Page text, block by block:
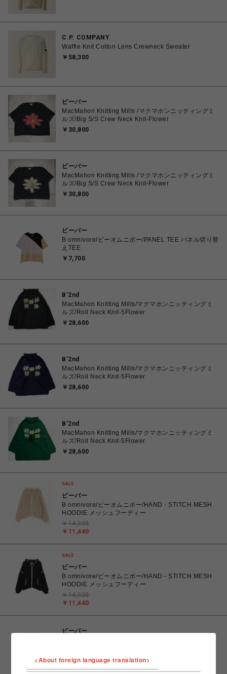
C.P. COMPANY
Waffle Knit Cotton Lens Crewneck Sweater
￥58,300
ビーバー
MacMahon Knitting Mills /マクマホンニッティングミ
ルズ/Big S/S Crew Neck Knit-Flower
￥30,800
ビーバー
MacMahon Knitting Mills /マクマホンニッティングミ
ルズ/Big S/S Crew Neck Knit-Flower
￥30,800
ビーバー
B omnivore/ビーオムニボー/PANEL TEE パネル切り替
えTEE
￥7,700
B'2nd
MacMahon Knitting Mills/マクマホンニッティングミ
ルズ/Roll Neck Knit-5Flower
￥28,600
B'2nd
MacMahon Knitting Mills/マクマホンニッティングミ
ルズ/Roll Neck Knit-5Flower
￥28,600
B'2nd
MacMahon Knitting Mills/マクマホンニッティングミ
ルズ/Roll Neck Knit-5Flower
￥28,600
ビーバー
B omnivore/ビーオムニボー/HAND - STITCH MESH
HOODIE メッシュフーディー
￥11,440
￥14,300
ビーバー
B omnivore/ビーオムニボー/HAND - STITCH MESH
HOODIE メッシュフーディー
￥11,440
￥14,300
ビーバー
￥13,200
<About foreign language translation>